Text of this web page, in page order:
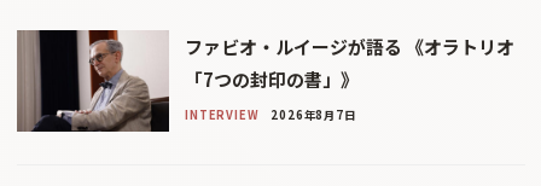
ファビオ・ルイージが語る 《オラトリオ
「7つの封印の書」》
INTERVIEW 2026年8月7日